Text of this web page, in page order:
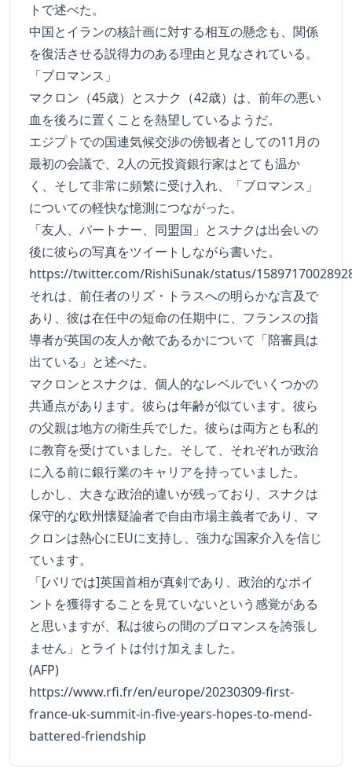
トで述べた。
中国とイランの核計画に対する相互の懸念も、関係
を復活させる説得力のある理由と見なされている。
「ブロマンス」
マクロン（45歳）とスナク（42歳）は、前年の悪い
血を後ろに置くことを熱望しているようだ。
エジプトでの国連気候交渉の傍観者としての11月の
最初の会議で、2人の元投資銀行家はとても温か
く、そして非常に頻繁に受け入れ、「ブロマンス」
についての軽快な憶測につながった。
「友人、パートナー、同盟国」とスナクは出会いの
後に彼らの写真をツイートしながら書いた。
https://twitter.com/RishiSunak/status/
それは、前任者のリズ・トラスへの明らかな言及で
あり、彼は在任中の短命の任期中に、フランスの指
導者が英国の友人か敵であるかについて「陪審員は
出ている」と述べた。
マクロンとスナクは、個人的なレベルでいくつかの
共通点があります。彼らは年齢が似ています。彼ら
の父親は地方の衛生兵でした。彼らは両方とも私的
に教育を受けていました。そして、それぞれが政治
に入る前に銀行業のキャリアを持っていました。
しかし、大きな政治的違いが残っており、スナクは
保守的な欧州懐疑論者で自由市場主義者であり、マ
クロンは熱心にEUに支持し、強力な国家介入を信じ
ています。
「[パリでは]英国首相が真剣であり、政治的なポイ
ントを獲得することを見ていないという感覚がある
と思いますが、私は彼らの間のブロマンスを誇張し
ません」とライトは付け加えました。
(AFP)
https://www.rfi.fr/en/europe/20230309-first-
france-uk-summit-in-five-years-hopes-to-mend-
battered-friendship